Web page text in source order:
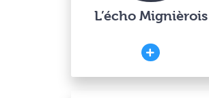
L’écho Mignièrois